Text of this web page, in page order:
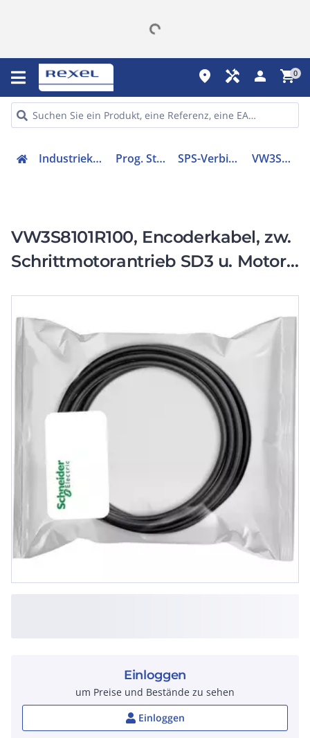
place handyman person shopping_cart0
Industriekomponenten Prog. Steuerungen SPS-Verbindungskabel VW3S8101R100
VW3S8101R100, Encoderkabel, zw.
Schrittmotorantrieb SD3 u. Motor
Einloggen
um Preise und Bestände zu sehen
Einloggen